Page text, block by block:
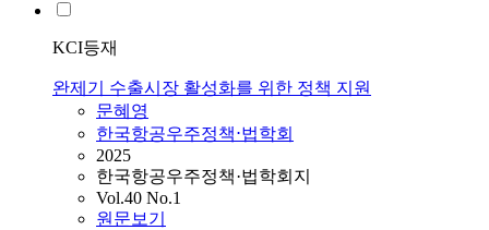
KCI등재
완제기 수출시장 활성화를 위한 정책 지원
문혜영
한국항공우주정책⋅법학회
2025
한국항공우주정책·법학회지
Vol.40 No.1
원문보기